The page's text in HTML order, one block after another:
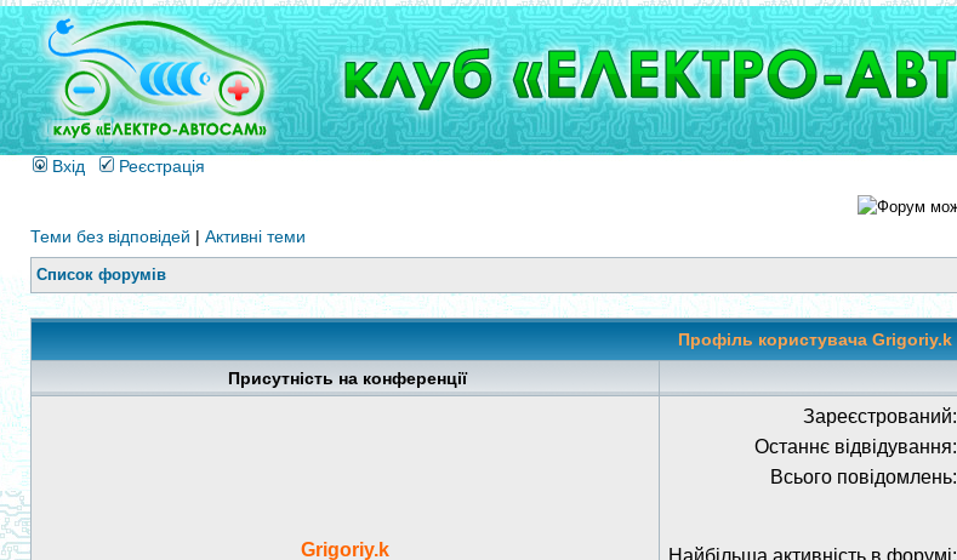
Вхід Реєстрація
Теми без відповідей | Активні теми
Список форумів
Профіль користувача Grigoriy.k
Присутність на конференції
Grigoriy.k
Зареєстрований:
Останнє відвідування:
Всього повідомлень:
Найбільша активність в форумі: